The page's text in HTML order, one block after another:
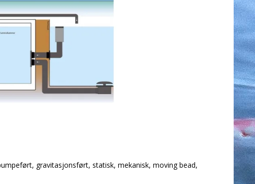
gravitasjonsført, statisk, mekanisk, moving bead,